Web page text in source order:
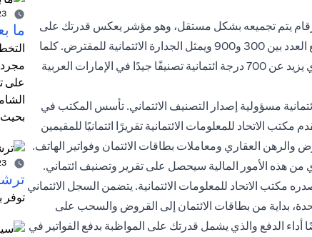
يتم تجميعه بشكل مستقل، وهو مؤشر يعكس قدرتك على
الوفاء بمدفوعات القروض والرهونات العقارية في الوقت المحدد. يقع العدد بين 300 و900 ويمثل الجدارة الائتمانية للمقترض. كلما
زاد العدد، قلت المخاطر التي يتعرض لها المقرض. يعتبر التصنيف الذي يزيد عن 700 درجة ائتمانية تصنيفًا جيدًا في الإمارات العربية
مسؤولية إصدار التصنيف الائتماني. تأسس المكتب في
مكتب الاتحاد للمعلومات الائتمانية تقريرًا ائتمانيًا للمقيمين
والرهن العقاري ومعاملات بطاقات الائتمان وفواتير الهاتف.
من هذه الأمور المالية سيحصل على تقرير وتصنيف ائتماني.
مكتب الاتحاد للمعلومات الائتمانية. يتضمن السجل الائتماني
بداية من بطاقات الائتمان إلى القروض والسحب على
أداء الدفع والذي يشمل قدرتك على المواظبة بدفع الفواتير في
ما
على
بحيث
توفر